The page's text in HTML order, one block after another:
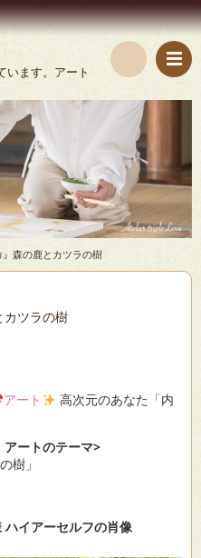
います。アート
検
』森の鹿とカツラの樹
カツラの樹
アート
高次元のあなた「内
ートのテーマ>
樹」
イアーセルフの肖像